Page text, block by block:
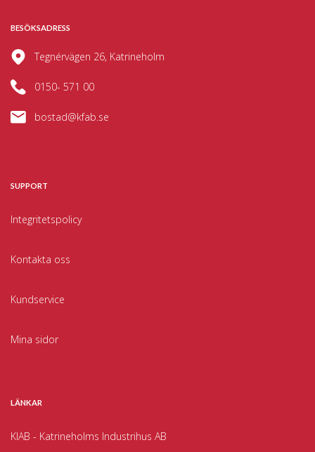
BESÖKSADRESS
Tegnérvägen 26, Katrineholm
0150- 571 00
bostad@kfab.se
SUPPORT
Integritetspolicy
Kontakta oss
Kundservice
Mina sidor
LÄNKAR
KIAB - Katrineholms Industrihus AB